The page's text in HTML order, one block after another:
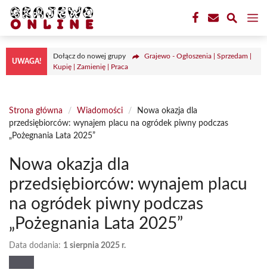
Przejdź
treści
UWAGA!
Dołącz do nowej grupy
Grajewo - Ogłoszenia | Sprzedam |
Kupię | Zamienię | Praca
Strona główna / Wiadomości /
Nowa okazja dla
przedsiębiorców: wynajem placu na ogródek piwny podczas
„Pożegnania Lata 2025”
Nowa okazja dla
przedsiębiorców: wynajem placu
na ogródek piwny podczas
„Pożegnania Lata 2025”
Data dodania: 1 sierpnia 2025 r.